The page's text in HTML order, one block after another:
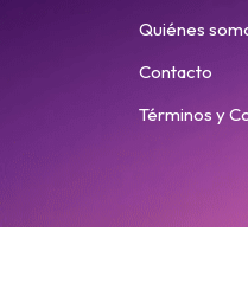
Quiénes
Contacto
Términos y